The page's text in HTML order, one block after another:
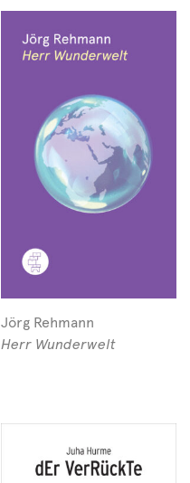
Jörg Rehmann
Herr Wunderwelt